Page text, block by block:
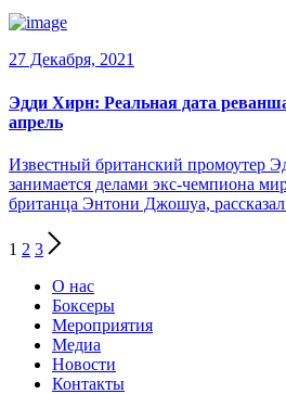
27 Декабря, 2021
Эдди Хирн: Реальная дата
апрель
Известный британский промоутер
занимается делами экс-чемпиона
британца Энтони Джошуа,
1 2 3
О нас
Боксеры
Мероприятия
Медиа
Новости
Контакты